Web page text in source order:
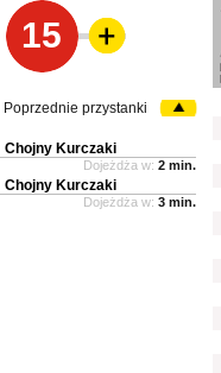
15
Poprzednie przystanki
Chojny Kurczaki
Dojeżdża w: 2 min.
Chojny Kurczaki
Dojeżdża w: 3 min.